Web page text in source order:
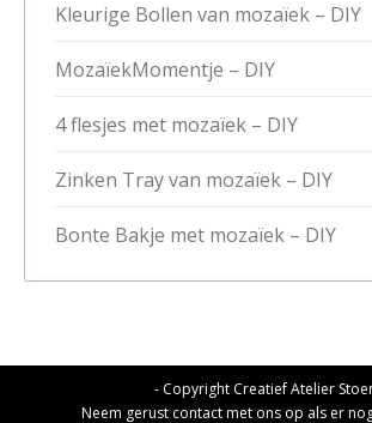
Kleurige Bollen van mozaïek – DIY
MozaïekMomentje – DIY
4 flesjes met mozaïek – DIY
Zinken Tray van mozaïek – DIY
Bonte Bakje met mozaïek – DIY
- Copyright Creatief Atelier
Neem gerust contact met ons op als er